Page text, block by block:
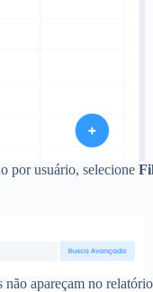
por usuário, selecione
não apareçam no